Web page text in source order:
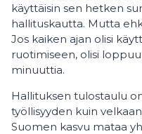
käyttäisin sen hetken
hallituskautta. Mutta
Jos kaiken ajan olisi
ruotimiseen, olisi
minuuttia.
Hallituksen tulostaulu
työllisyyden kuin
Suomen kasvu mataa